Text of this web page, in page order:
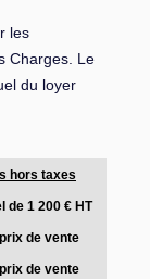
les
Charges. Le
du loyer
hors taxes
de 1 200 € HT
de vente
de vente